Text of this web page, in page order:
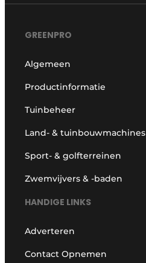
GREENPRO
Algemeen
Productinformatie
Tuinbeheer
Land- & tuinbouwmachines
Sport- & golfterreinen
Zwemvijvers & -baden
HANDIGE LINKS
Adverteren
Contact Opnemen